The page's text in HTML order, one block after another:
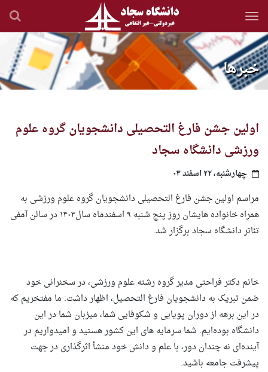
رفتن
محتوای
اصلی
خبرها
اولین جشن فارغ التحصیلی دانشجویان گروه علوم
ورزشی دانشگاه سجاد
چهارشنبه، ۲۲ اسفند ۰۳
مراسم اولین جشن فارغ ‌التحصیلی دانشجویان گروه علوم ورزشی به
همراه خانواده‌ هایشان روز پنج شنبه ۹ اسفندماه سال۱۴۰۳ در سالن آمفی
تئاتر دانشگاه سجاد برگزار شد.
خانم دکتر فراحتی مدیر گروه رشته علوم ورزشی، در سخنرانی خود
ضمن تبریک به دانشجویان فارغ ‌التحصیل، اظهار داشت: ما مفتخریم که
در این برهه از دوران پویایی و شکوفایی شما، میزبان شما در این
دانشگاه بوده‌‌‌‌ایم. شما سرمایه‌ های این کشور هستید و امیدواریم در
آینده‌ای نه چندان دور، با علم و دانش خود منشأ اثرگذاری در جهت
پیشرفت جامعه باشید.